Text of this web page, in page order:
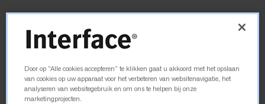
Afmeting
1004 mm x 1004 mm
Dikte
Door op “Alle cookies accepteren” te klikken gaat u akkoord met het opslaan
van cookies op uw apparaat voor het verbeteren van websitenavigatie, het
analyseren van websitegebruik en om ons te helpen bij onze
marketingprojecten.